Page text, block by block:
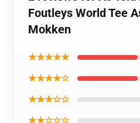
Foutleys World Tee
Mokken
★★★★★
★★★★☆
★★★☆☆
★★☆☆☆